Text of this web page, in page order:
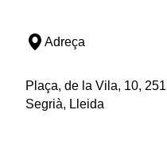
Adreça
Plaça, de la Vila, 10,
Segrià, Lleida